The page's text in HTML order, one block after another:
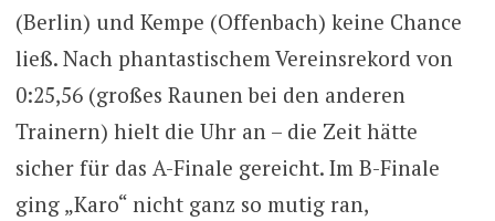
(Berlin) und Kempe (Offenbach) keine Chance
ließ. Nach phantastischem Vereinsrekord von
0:25,56 (großes Raunen bei den anderen
Trainern) hielt die Uhr an – die Zeit hätte
sicher für das A-Finale gereicht. Im B-Finale
ging „Karo“ nicht ganz so mutig ran,